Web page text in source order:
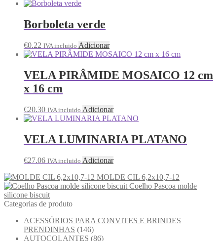
Borboleta verde
€0.22 IVA incluido Adicionar
VELA PIRÂMIDE MOSAICO 12 cm
x 16 cm
€20.30 IVA incluido Adicionar
VELA LUMINARIA PLATANO
€27.06 IVA incluido Adicionar
MOLDE CIL 6,2x10,7-12
Coelho Pascoa molde
silicone biscuit
Categorias de produto
ACESSÓRIOS PARA CONVITES E BRINDES
PRENDINHAS (146)
AUTOCOLANTES (86)